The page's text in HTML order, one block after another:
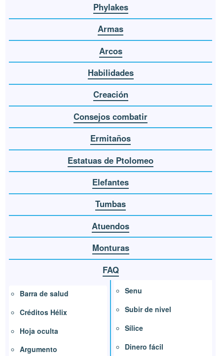
Phylakes
Armas
Arcos
Habilidades
Creación
Consejos combatir
Ermitaños
Estatuas de Ptolomeo
Elefantes
Tumbas
Atuendos
Monturas
FAQ
Barra de salud
Créditos Hélix
Hoja oculta
Argumento
Senu
Subir de nivel
Sílice
Dinero fácil